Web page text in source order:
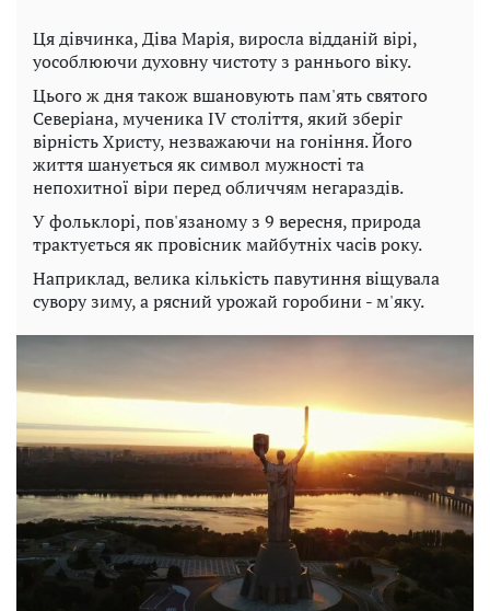
Ця дівчинка, Діва Марія, виросла відданій вірі,
уособлюючи духовну чистоту з раннього віку.
Цього ж дня також вшановують пам'ять святого
Северіана, мученика IV століття, який зберіг
вірність Христу, незважаючи на гоніння. Його
життя шанується як символ мужності та
непохитної віри перед обличчям негараздів.
У фольклорі, пов'язаному з 9 вересня, природа
трактується як провісник майбутніх часів року.
Наприклад, велика кількість павутиння віщувала
сувору зиму, а рясний урожай горобини - м'яку.